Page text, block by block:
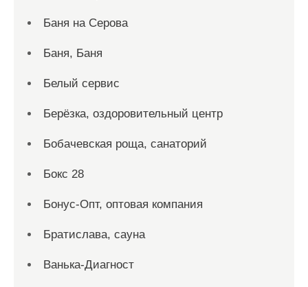
Баня на Серова
Баня, Баня
Белый сервис
Берёзка, оздоровительный центр
Бобачевская роща, санаторий
Бокс 28
Бонус-Опт, оптовая компания
Братислава, сауна
Ванька-Диагност